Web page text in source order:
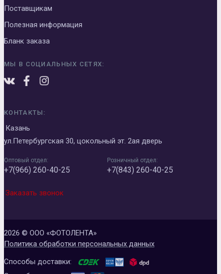
Поставщикам
Полезная информация
Бланк заказа
МЫ В СОЦИАЛЬНЫХ СЕТЯХ:
КОНТАКТЫ:
Казань
ул.Петербургская 30, цокольный эт. 2ая дверь
Оптовый отдел:
+7(966) 260-40-25
Розничный отдел:
+7(843) 260-40-25
Заказать звонок
2026 © ООО «ФОТОЛЕНТА»
Политика обработки персональных данных
Способы доставки: